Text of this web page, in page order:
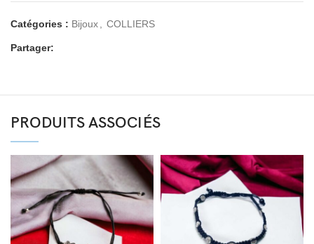
Catégories : Bijoux, COLLIERS
Partager:
PRODUITS ASSOCIÉS